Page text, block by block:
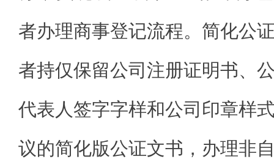
者办理商事登记流程。简化公
者持仅保留公司注册证明书、
代表人签字字样和公司印章样
议的简化版公证文书，办理非